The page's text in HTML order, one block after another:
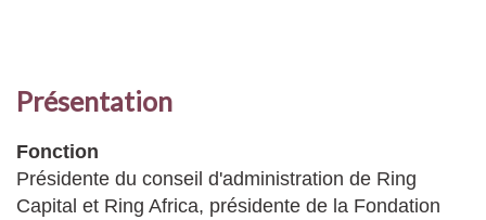
Présentation
Fonction
Présidente du conseil d'administration de Ring
Capital et Ring Africa, présidente de la Fondation